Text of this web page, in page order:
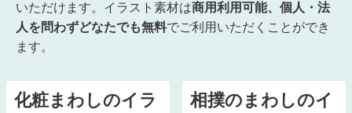
いただけます。イラスト素材は商用利用可能、個人・法
人を問わずどなたでも無料でご利用いただくことができ
ます。
化粧まわしのイラ
相撲のまわしのイ